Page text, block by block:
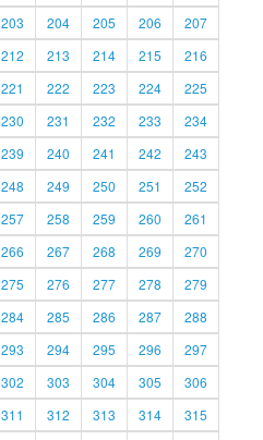
203 204 205 206
207
212 213 214 215
216
221 222 223 224
225
230 231 232 233
234
239 240 241 242
243
248 249 250 251
252
257 258 259 260
261
266 267 268 269
270
275 276 277 278
279
284 285 286 287
288
293 294 295 296
297
302 303 304 305
306
311 312 313 314
315